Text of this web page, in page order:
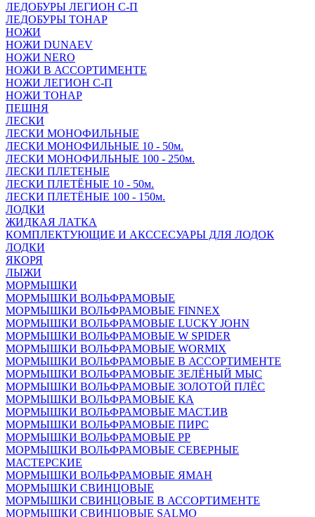
ЛЕДОБУРЫ ЛЕГИОН С-П
ЛЕДОБУРЫ ТОНАР
НОЖИ
НОЖИ DUNAEV
НОЖИ NERO
НОЖИ В АССОРТИМЕНТЕ
НОЖИ ЛЕГИОН С-П
НОЖИ ТОНАР
ПЕШНЯ
ЛЕСКИ
ЛЕСКИ МОНОФИЛЬНЫЕ
ЛЕСКИ МОНОФИЛЬНЫЕ 10 - 50м.
ЛЕСКИ МОНОФИЛЬНЫЕ 100 - 250м.
ЛЕСКИ ПЛЕТЕНЫЕ
ЛЕСКИ ПЛЕТЁНЫЕ 10 - 50м.
ЛЕСКИ ПЛЕТЁНЫЕ 100 - 150м.
ЛОДКИ
ЖИДКАЯ ЛАТКА
КОМПЛЕКТУЮЩИЕ И АКССЕСУАРЫ ДЛЯ ЛОДОК
ЛОДКИ
ЯКОРЯ
ЛЫЖИ
МОРМЫШКИ
МОРМЫШКИ ВОЛЬФРАМОВЫЕ
МОРМЫШКИ ВОЛЬФРАМОВЫЕ FINNEX
МОРМЫШКИ ВОЛЬФРАМОВЫЕ LUCKY JOHN
МОРМЫШКИ ВОЛЬФРАМОВЫЕ W SPIDER
МОРМЫШКИ ВОЛЬФРАМОВЫЕ WORMIX
МОРМЫШКИ ВОЛЬФРАМОВЫЕ В АССОРТИМЕНТЕ
МОРМЫШКИ ВОЛЬФРАМОВЫЕ ЗЕЛЁНЫЙ МЫС
МОРМЫШКИ ВОЛЬФРАМОВЫЕ ЗОЛОТОЙ ПЛЁС
МОРМЫШКИ ВОЛЬФРАМОВЫЕ КА
МОРМЫШКИ ВОЛЬФРАМОВЫЕ МАСТ.ИВ
МОРМЫШКИ ВОЛЬФРАМОВЫЕ ПИРС
МОРМЫШКИ ВОЛЬФРАМОВЫЕ РР
МОРМЫШКИ ВОЛЬФРАМОВЫЕ СЕВЕРНЫЕ
МАСТЕРСКИЕ
МОРМЫШКИ ВОЛЬФРАМОВЫЕ ЯМАН
МОРМЫШКИ СВИНЦОВЫЕ
МОРМЫШКИ СВИНЦОВЫЕ В АССОРТИМЕНТЕ
МОРМЫШКИ СВИНЦОВЫЕ SALMO